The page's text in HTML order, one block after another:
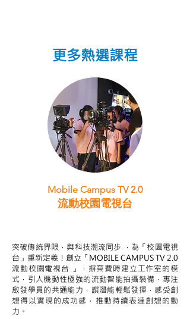
更多熱選課程
Mobile Campus TV 2.0
流動校園電視台
突破傳統界限，與科技潮流同步 ，為「校園電視
台」重新定義！創立「MOBILE CAMPUS TV 2.0
流動校園電視台 」，摒棄費時建立工作室的模
式，引人機動性極強的流動智能拍攝裝備，專注
啟發學員的共通能力，譔潛能輕鬆發揮，感受創
想得以實現的成功感，推動持續表達創想的動
力。